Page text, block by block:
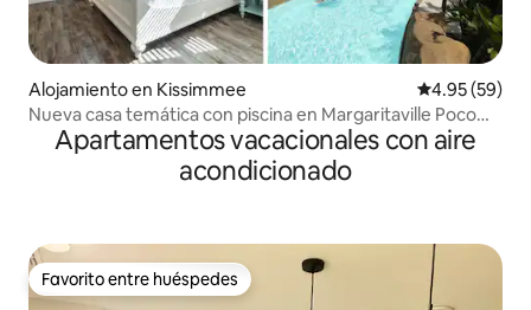
Alojamiento en Kissimmee Calificación
4.95 (59)
Nueva casa temática con piscina en Margaritaville Poco
LocoApartamentos vacacionales con aire
acondicionado
Favorito entre huéspedes
Favorito entre huéspedes